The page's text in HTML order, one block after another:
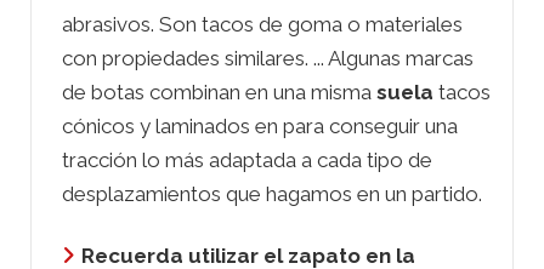
abrasivos. Son tacos de goma o materiales
con propiedades similares. ... Algunas marcas
de botas combinan en una misma suela tacos
cónicos y laminados en para conseguir una
tracción lo más adaptada a cada tipo de
desplazamientos que hagamos en un partido.
Recuerda utilizar el zapato en la